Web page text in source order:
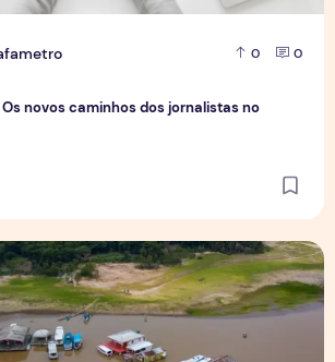
0 0
novos caminhos dos jornalistas no
desafiam a recuperação